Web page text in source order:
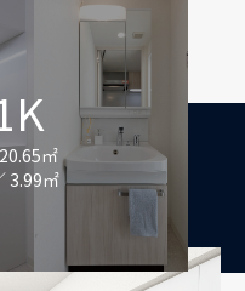
㎡
3.99㎡